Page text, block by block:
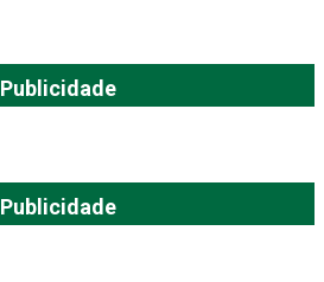
Publicidade
Publicidade